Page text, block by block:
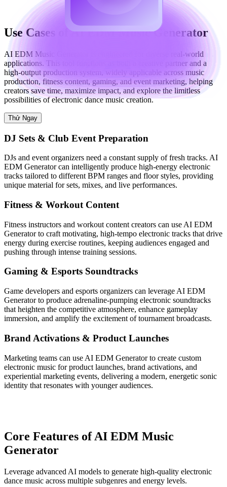
Use Cases of AI EDM Music Generator
AI EDM Music Generator is engineered for diverse real-world
applications. This tool functions as both a creative partner and a
high-output production system, widely applicable across music
production, fitness content, gaming, and event marketing, helping
creators save time, maximize impact, and explore the limitless
possibilities of electronic dance music creation.
Thử Ngay
DJ Sets & Club Event Preparation
DJs and event organizers need a constant supply of fresh tracks. AI
EDM Generator can intelligently produce high-energy electronic
tracks tailored to different BPM ranges and floor styles, providing
unique material for sets, mixes, and live performances.
Fitness & Workout Content
Fitness instructors and workout content creators can use AI EDM
Generator to craft motivating, high-tempo electronic tracks that drive
energy during exercise routines, keeping audiences engaged and
pushing through intense training sessions.
Gaming & Esports Soundtracks
Game developers and esports organizers can leverage AI EDM
Generator to produce adrenaline-pumping electronic soundtracks
that heighten the competitive atmosphere, enhance gameplay
immersion, and amplify the excitement of tournament broadcasts.
Brand Activations & Product Launches
Marketing teams can use AI EDM Generator to create custom
electronic music for product launches, brand activations, and
experiential marketing events, delivering a modern, energetic sonic
identity that resonates with younger audiences.
Core Features of AI EDM Music
Generator
Leverage advanced AI models to generate high-quality electronic
dance music across multiple subgenres and energy levels.